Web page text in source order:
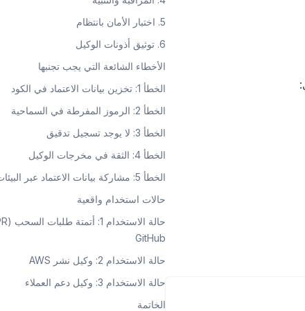
5. اختبار الأمان بانتظام
6. توثيق أذونات الوكيل
الأخطاء الشائعة التي يجب تجنبها
الخطأ 1: تخزين بيانات الاعتماد في الكود
الخطأ 2: الرموز المفرطة في السماحية
الخطأ 3: لا يوجد تسجيل تدقيق
الخطأ 4: الثقة في مخرجات الوكيل
الخطأ 5: مشاركة بيانات الاعتماد عبر البيئات
حالات استخدام واقعية
GitHub
حالة الاستخدام 2: وكيل نشر AWS
حالة الاستخدام 3: وكيل دعم العملاء
الخاتمة